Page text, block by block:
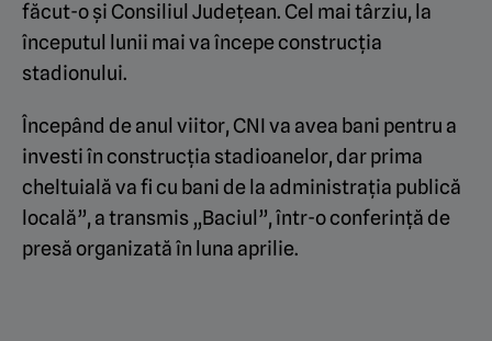
făcut-o și Consiliul Județean. Cel mai târziu, la
începutul lunii mai va începe construcția
stadionului.
Începând de anul viitor, CNI va avea bani pentru a
investi în construcția stadioanelor, dar prima
cheltuială va fi cu bani de la administrația publică
locală”, a transmis „Baciul”, într-o conferință de
presă organizată în luna aprilie.